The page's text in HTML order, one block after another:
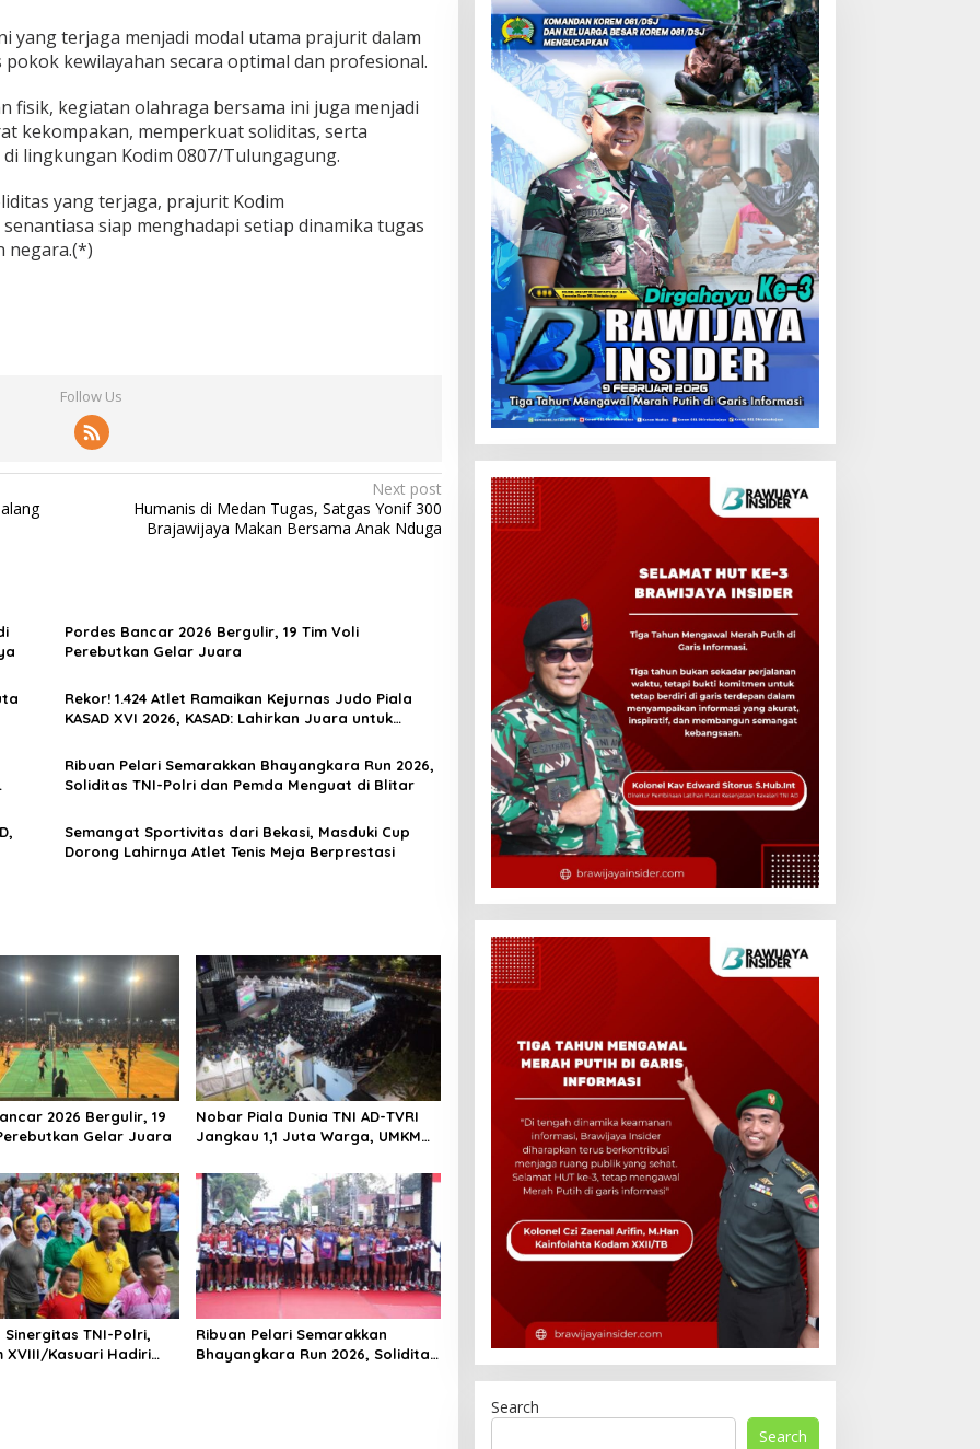
yang terjaga menjadi modal utama prajurit dalam
kewilayahan secara optimal dan profesional.
fisik, kegiatan olahraga bersama ini juga menjadi
kekompakan, memperkuat soliditas, serta
lingkungan Kodim 0807/Tulungagung.
yang terjaga, prajurit Kodim
siap menghadapi setiap dinamika tugas
negara.(*)
Follow Us
Next post
Humanis di Medan Tugas, Satgas Yonif 300
Brajawijaya Makan Bersama Anak Nduga
Pordes Bancar 2026 Bergulir, 19 Tim Voli
Perebutkan Gelar Juara
Rekor! 1.424 Atlet Ramaikan Kejurnas Judo Piala
KASAD XVI 2026, KASAD: Lahirkan Juara untuk
Ribuan Pelari Semarakkan Bhayangkara Run 2026,
Soliditas TNI-Polri dan Pemda Menguat di Blitar
Semangat Sportivitas dari Bekasi, Masduki Cup
Dorong Lahirnya Atlet Tenis Meja Berprestasi
2026 Bergulir, 19
Gelar Juara
Nobar Piala Dunia TNI AD-TVRI
Jangkau 1,1 Juta Warga, UMKM
Sinergitas TNI-Polri,
XVIII/Kasuari Hadiri
Ribuan Pelari Semarakkan
Bhayangkara Run 2026, Soliditas
Search
Search